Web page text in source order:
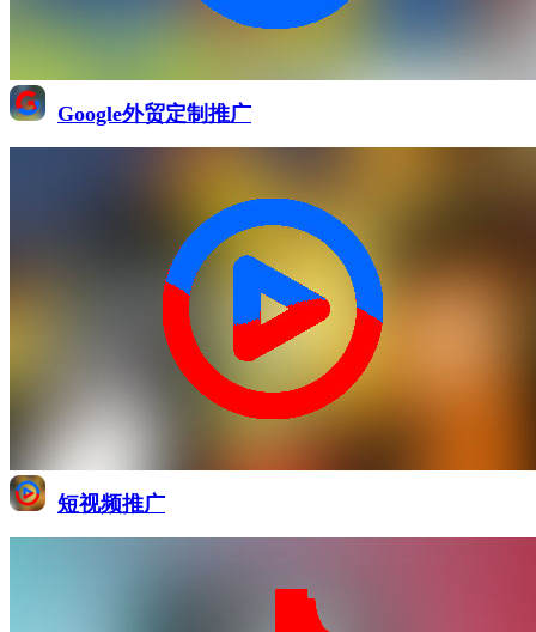
Google外贸定制推广
短视频推广